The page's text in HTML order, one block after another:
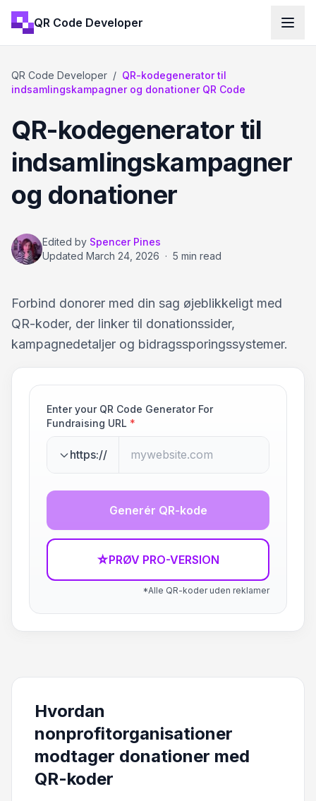
QR Code Developer
QR Code Developer / QR-kodegenerator til
indsamlingskampagner og donationer QR Code
QR-kodegenerator til
indsamlingskampagner
og donationer
Edited by Spencer Pines
Updated March 24, 2026 · 5 min read
Forbind donorer med din sag øjeblikkeligt med
QR-koder, der linker til donationssider,
kampagnedetaljer og bidragssporingssystemer.
Enter your QR Code Generator For
Fundraising URL *
https://
Generér QR-kode
☆PRØV PRO-VERSION
*Alle QR-koder uden reklamer
Hvordan
nonprofitorganisationer
modtager donationer med
QR-koder